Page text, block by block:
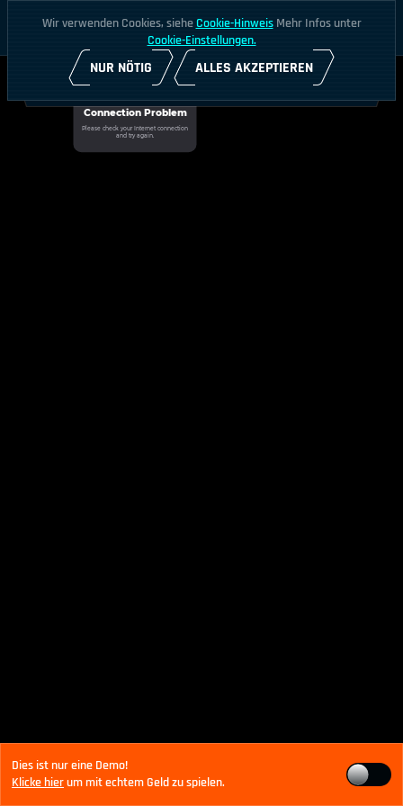
Dies ist nur eine Demo!
Klicke hierum mit echtem Geld zu spielen.
Wir verwenden Cookies, sieheCookie-HinweisMehr Infos unter
Cookie-Einstellungen.
NUR NÖTIG ALLES AKZEPTIEREN